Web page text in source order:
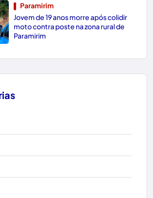
Paramirim
Jovem de 19 anos morre após colidir
moto contra poste na zona rural de
Paramirim